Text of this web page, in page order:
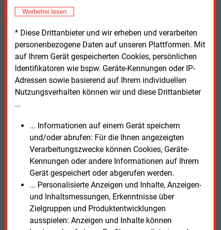
Werbefrei lesen
* Diese Drittanbieter und wir erheben und verarbeiten
personenbezogene Daten auf unseren Plattformen. Mit
auf Ihrem Gerät gespeicherten Cookies, persönlichen
Identifikatoren wie bspw. Geräte-Kennungen oder IP-
Adressen sowie basierend auf Ihrem individuellen
Nutzungsverhalten können wir und diese Drittanbieter
...
... Informationen auf einem Gerät speichern
und/oder abrufen: Für die Ihnen angezeigten
Verarbeitungszwecke können Cookies, Geräte-
Kennungen oder andere Informationen auf Ihrem
Gerät gespeichert oder abgerufen werden.
... Personalisierte Anzeigen und Inhalte, Anzeigen-
und Inhaltsmessungen, Erkenntnisse über
Zielgruppen und Produktentwicklungen
ausspielen: Anzeigen und Inhalte können
Durch eine Gestattung hoher Knappheitspreise am
Erzeugung und Verbrauch ein, beschrieb Vignal.
So würden manche Produzenten bei hohen Preisen
ihre Produktion drosseln und Anbieter von Speichern
oder Reservekraftwerken dann ihren Strom in den
Markt bringen. Im Verein mit dem europäisch
gekoppelten Stromsystem ließe sich eine sichere
herstellen, sagte er. Dabei berief sich Vignal auch auf
die Monate in den Jahren 2022/2023, als die
französischen Kernkraftwerke außerplanmäßig
gewartet werden mussten.
Übereinstimmend appellierten beide Experten an ihre
Gesetzgeber, schnell Rahmen zu setzen, die den
Strommarkt reformieren. Ziel müsse die allmähliche
Ablösung klimaschädlicher Brennstoffe bei dennoch